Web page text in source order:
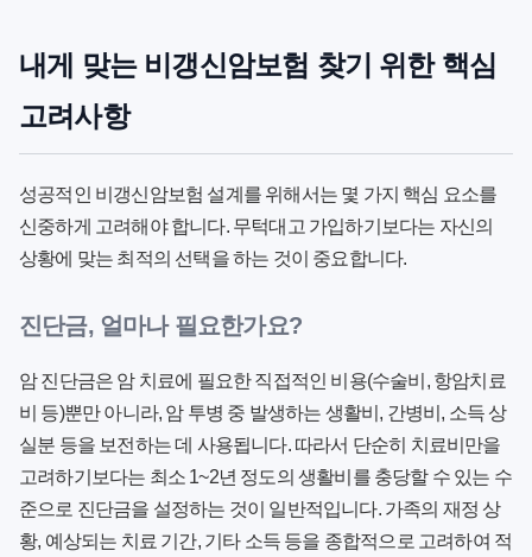
내게 맞는 비갱신암보험 찾기 위한 핵심
고려사항
성공적인 비갱신암보험 설계를 위해서는 몇 가지 핵심 요소를
신중하게 고려해야 합니다. 무턱대고 가입하기보다는 자신의
상황에 맞는 최적의 선택을 하는 것이 중요합니다.
진단금, 얼마나 필요한가요?
암 진단금은 암 치료에 필요한 직접적인 비용(수술비, 항암치료
비 등)뿐만 아니라, 암 투병 중 발생하는 생활비, 간병비, 소득 상
실분 등을 보전하는 데 사용됩니다. 따라서 단순히 치료비만을
고려하기보다는 최소 1~2년 정도의 생활비를 충당할 수 있는 수
준으로 진단금을 설정하는 것이 일반적입니다. 가족의 재정 상
황, 예상되는 치료 기간, 기타 소득 등을 종합적으로 고려하여 적